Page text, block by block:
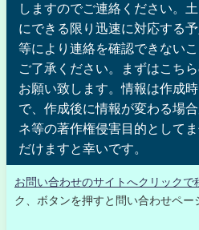
しますのでご連絡ください。
にできる限り迅速に対応する
等により連絡を確認できない
ご了承ください。まずはこち
お願い致します。情報は作成
で、作成後に情報が変わる場
ネ等の著作権侵害目的として
だけますと幸いです。
お問い合わせのサイトへクリックで
ク、ボタンを押すと問い合わせペー